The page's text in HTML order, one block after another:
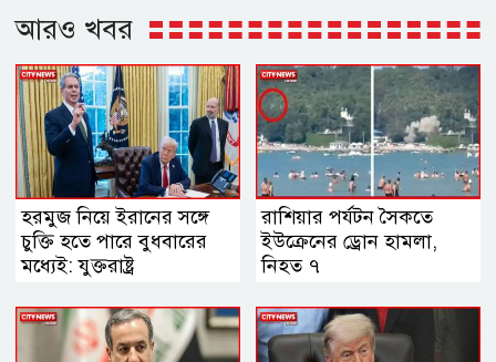
আরও খবর
হরমুজ নিয়ে ইরানের সঙ্গে
চুক্তি হতে পারে বুধবারের
মধ্যেই: যুক্তরাষ্ট্র
রাশিয়ার পর্যটন সৈকতে
ইউক্রেনের ড্রোন হামলা,
নিহত ৭